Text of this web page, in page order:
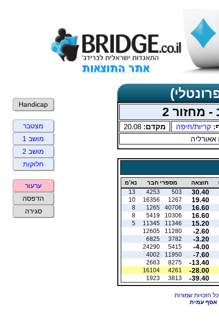
מחזור 2
קריות/חיפה מקדם: 20.08
אאורליה
תוצאה מספרי חבר נא'מ
30.40
503
4253
13
19.40
1267
16356
10
16.60
40706
1265
8
16.60
10306
5419
8
15.20
11346
11345
5
-2.60
11280
12605
-3.20
3782
6825
-4.00
5415
24290
-7.60
11950
4002
-13.40
8275
2663
-28.00
4261
16104
-39.40
3813
1923
אסף עמית
Handicap
מצטבר
מושב 1
מושב 2
חלוקות
ערעור
הדפסה
סגירה